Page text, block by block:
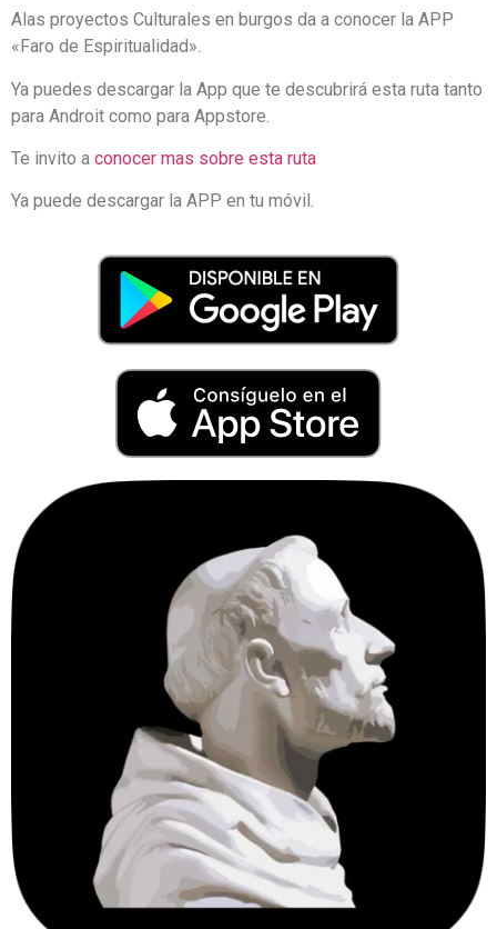
Alas proyectos Culturales en burgos da a conocer la APP
«Faro de Espiritualidad».
Ya puedes descargar la App que te descubrirá esta ruta tanto
para Androit como para Appstore.
Te invito a conocer mas sobre esta ruta
Ya puede descargar la APP en tu móvil.